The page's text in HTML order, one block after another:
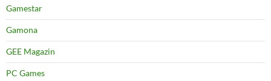
Gamestar
Gamona
GEE Magazin
PC Games